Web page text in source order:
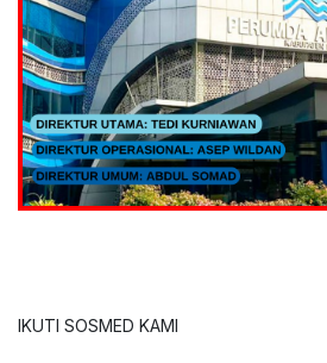
IKUTI SOSMED KAMI